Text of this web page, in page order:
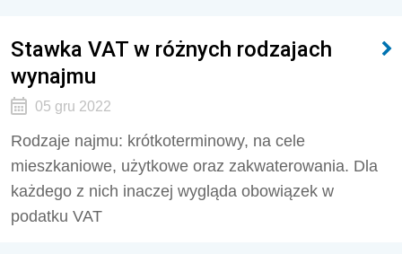
Stawka VAT w różnych rodzajach
wynajmu
05 gru 2022
Rodzaje najmu: krótkoterminowy, na cele
mieszkaniowe, użytkowe oraz zakwaterowania. Dla
każdego z nich inaczej wygląda obowiązek w
podatku VAT